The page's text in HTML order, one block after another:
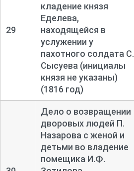
29
кладение князя
Еделева,
находящейся в
услужении у
пахотного солдата С.
Сысуева (инициалы
князя не указаны)
(1816 год)
Дело о возвращении
дворовых людей П.
Назарова с женой и
детьми во владение
помещика И.Ф.